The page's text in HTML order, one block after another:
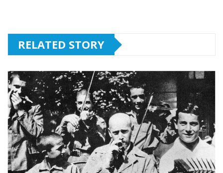
RELATED STORY